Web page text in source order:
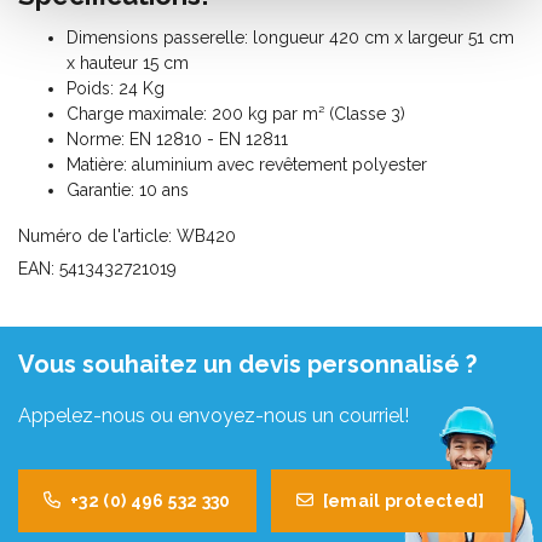
Dimensions passerelle: longueur 420 cm x largeur 51 cm
x hauteur 15 cm
Poids: 24 Kg
Charge maximale: 200 kg par m² (Classe 3)
Norme: EN 12810 - EN 12811
Matière: aluminium avec revêtement polyester
Garantie: 10 ans
Numéro de l'article: WB420
EAN: 5413432721019
Vous souhaitez un devis personnalisé ?
Appelez-nous ou envoyez-nous un courriel!
+32 (0) 496 532 330 [email protected]